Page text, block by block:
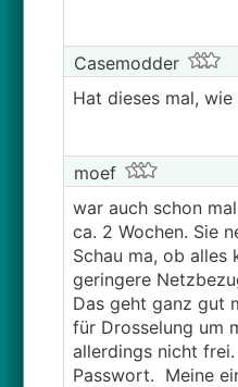
Casemodder
Hat dieses mal,
moef
war auch schon
ca. 2 Wochen. Sie
Schau ma, ob
geringere
Das geht ganz gut
für Drosselung um
allerdings nicht
Passwort. Meine